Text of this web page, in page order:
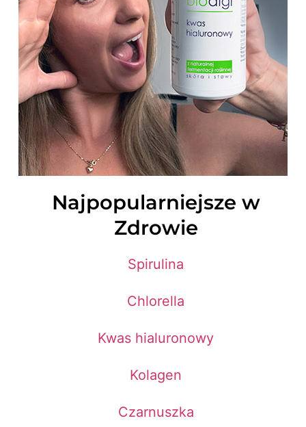
Najpopularniejsze w
Zdrowie
Spirulina
Chlorella
Kwas hialuronowy
Kolagen
Czarnuszka